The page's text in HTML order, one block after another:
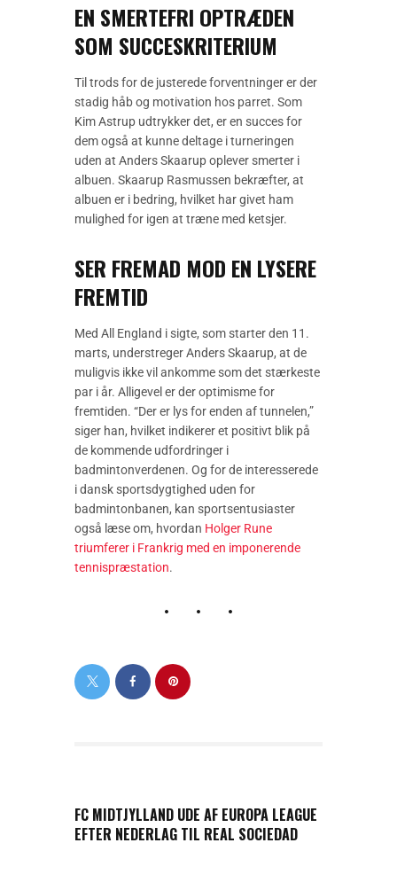
EN SMERTEFRI OPTRÆDEN
SOM SUCCESKRITERIUM
Til trods for de justerede forventninger er der
stadig håb og motivation hos parret. Som
Kim Astrup udtrykker det, er en succes for
dem også at kunne deltage i turneringen
uden at Anders Skaarup oplever smerter i
albuen. Skaarup Rasmussen bekræfter, at
albuen er i bedring, hvilket har givet ham
mulighed for igen at træne med ketsjer.
SER FREMAD MOD EN LYSERE
FREMTID
Med All England i sigte, som starter den 11.
marts, understreger Anders Skaarup, at de
muligvis ikke vil ankomme som det stærkeste
par i år. Alligevel er der optimisme for
fremtiden. “Der er lys for enden af tunnelen,”
siger han, hvilket indikerer et positivt blik på
de kommende udfordringer i
badmintonverdenen. Og for de interesserede
i dansk sportsdygtighed uden for
badmintonbanen, kan sportsentusiaster
også læse om, hvordan Holger Rune
triumferer i Frankrig med en imponerende
tennispræstation.
FC MIDTJYLLAND UDE AF EUROPA LEAGUE
EFTER NEDERLAG TIL REAL SOCIEDAD